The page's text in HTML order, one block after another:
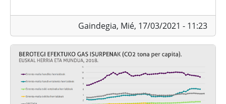
Gaindegia, Mié, 17/03/2021 - 11:23